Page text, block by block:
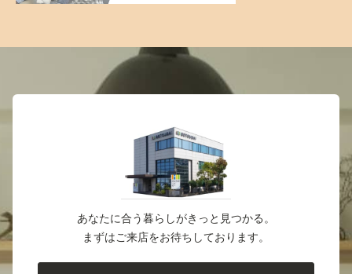
あなたに合う暮らしがきっと見つかる。
まずはご来店をお待ちしております。